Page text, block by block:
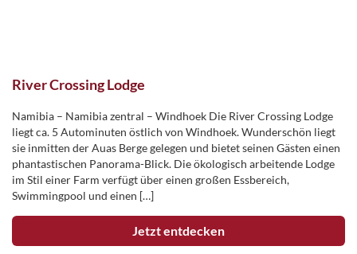
River Crossing Lodge
Namibia – Namibia zentral – Windhoek Die River Crossing Lodge
liegt ca. 5 Autominuten östlich von Windhoek. Wunderschön liegt
sie inmitten der Auas Berge gelegen und bietet seinen Gästen einen
phantastischen Panorama-Blick. Die ökologisch arbeitende Lodge
im Stil einer Farm verfügt über einen großen Essbereich,
Swimmingpool und einen […]
Jetzt entdecken